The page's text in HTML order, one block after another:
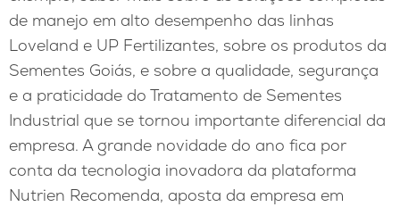
de manejo em alto desempenho das linhas
Loveland e UP Fertilizantes, sobre os produtos da
Sementes Goiás, e sobre a qualidade, segurança
e a praticidade do Tratamento de Sementes
Industrial que se tornou importante diferencial da
empresa. A grande novidade do ano fica por
conta da tecnologia inovadora da plataforma
Nutrien Recomenda, aposta da empresa em